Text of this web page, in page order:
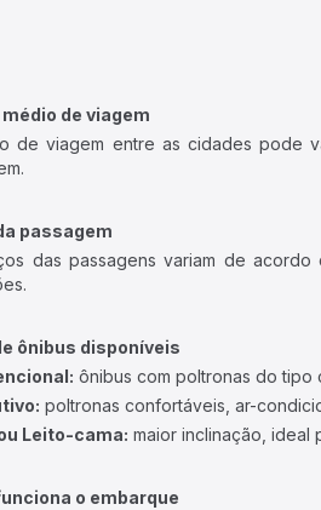
de viagem
de viagem entre as cidades pode
passagem
das passagens variam de
ônibus disponíveis
ônibus com poltronas do tipo
poltronas confortáveis, ar-
Leito-cama: maior inclinação, ideal
o embarque